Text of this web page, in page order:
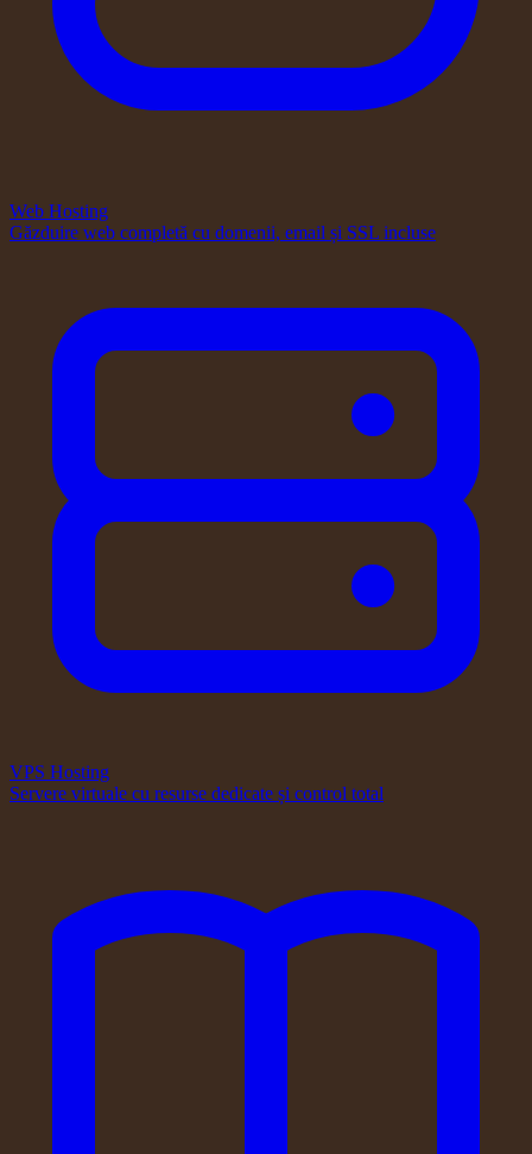
Web Hosting
Găzduire web completă cu domenii, email și SSL incluse
VPS Hosting
Servere virtuale cu resurse dedicate și control total